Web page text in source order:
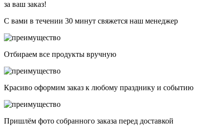
за ваш заказ!
С вами в течении 30 минут свяжется наш менеджер
Отбираем все продукты вручную
Красиво оформим заказ к любому празднику и событию
Пришлём фото собранного заказа перед доставкой